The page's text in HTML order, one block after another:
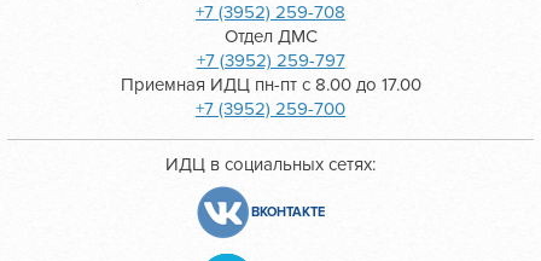
+7 (3952) 259-708
Отдел ДМС
+7 (3952) 259-797
Приемная ИДЦ пн-пт с 8.00 до 17.00
+7 (3952) 259-700
ИДЦ в социальных сетях:
ВКОНТАКТЕ